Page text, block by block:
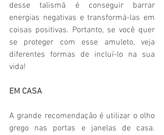
desse talismã é conseguir barrar
energias negativas e transformá-las em
coisas positivas. Portanto, se você quer
se proteger com esse amuleto, veja
diferentes formas de incluí-lo na sua
vida!
EM CASA
A grande recomendação é utilizar o olho
grego nas portas e janelas de casa.